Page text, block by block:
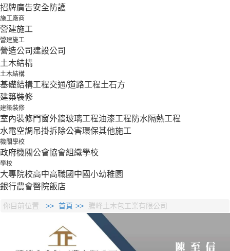
招牌廣告安全防護
施工廠商
營建施工
營建施工
營造公司 建設公司
土木結構
土木結構
基礎結構工程交通/道路工程土石方
建築裝修
建築裝修
室內裝修門窗外牆玻璃工程油漆工程 防水隔熱工程
水電空調 吊掛拆除公害環保其他施工
機關學校
政府機關公會協會組織學校
學校
大專院校高中高職國中 國小幼稚園
銀行農會醫院飯店
你目前位置: 首頁 騰峰土木包工業有限公司